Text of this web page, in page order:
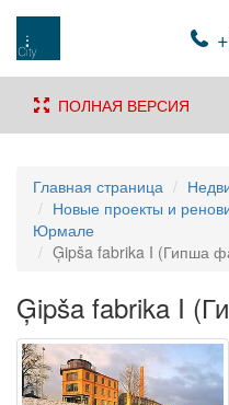
ПОЛНАЯ ВЕРСИЯ
Главная страница
Новые проекты и
Юрмале
Ģipša fabrika I (Гипша
Ģipša fabrika I